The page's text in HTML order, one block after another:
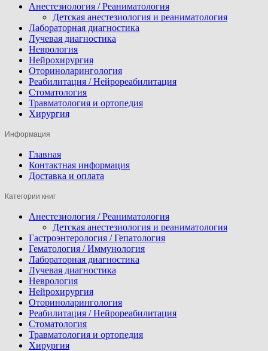
Анестезиология / Реаниматология
Детская анестезиология и реаниматология
Лабораторная диагностика
Лучевая диагностика
Неврология
Нейрохирургия
Оториноларингология
Реабилитация / Нейрореабилитация
Стоматология
Травматология и ортопедия
Хирургия
Информация
Главная
Контактная информация
Доставка и оплата
Категории книг
Анестезиология / Реаниматология
Детская анестезиология и реаниматология
Гастроэнтерология / Гепатология
Гематология / Иммунология
Лабораторная диагностика
Лучевая диагностика
Неврология
Нейрохирургия
Оториноларингология
Реабилитация / Нейрореабилитация
Стоматология
Травматология и ортопедия
Хирургия